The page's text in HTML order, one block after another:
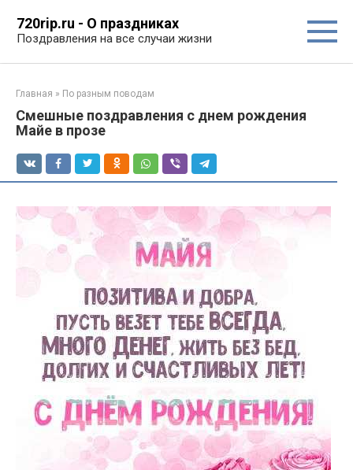
контенту
720rip.ru - О праздниках
Поздравления на все случаи жизни
Главная » По разным поводам
Смешные поздравления с днем рождения
Майе в прозе